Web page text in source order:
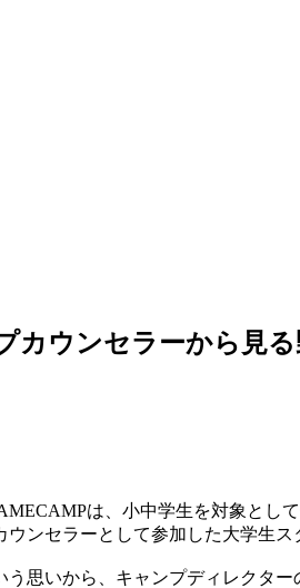
カウンセラーから見
は、小中学生を対象とし
ウンセラーとして参加した大学生
思いから、キャンプディレクタ